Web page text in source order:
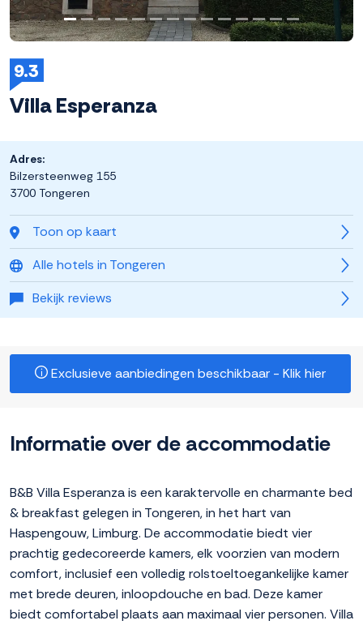
9.3
Villa Esperanza
Toon op kaart
Alle hotels in Tongeren
Bekijk reviews
Adres:
Bilzersteenweg 155
3700 Tongeren
Exclusieve aanbiedingen beschikbaar - Klik hier
Informatie over de accommodatie
B&B Villa Esperanza is een karaktervolle en charmante bed
& breakfast gelegen in Tongeren, in het hart van
Haspengouw, Limburg. De accommodatie biedt vier
prachtig gedecoreerde kamers, elk voorzien van modern
comfort, inclusief een volledig rolstoeltoegankelijke kamer
met brede deuren, inloopdouche en bad. Deze kamer
biedt comfortabel plaats aan maximaal vier personen. Villa